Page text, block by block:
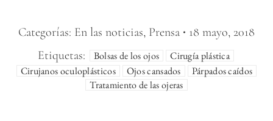
Categorías: En las noticias, Prensa
18 mayo, 2018
Etiquetas:
Bolsas de los ojos
Cirugía plástica
Cirujanos oculoplásticos
Ojos cansados
Párpados caídos
Tratamiento de las ojeras